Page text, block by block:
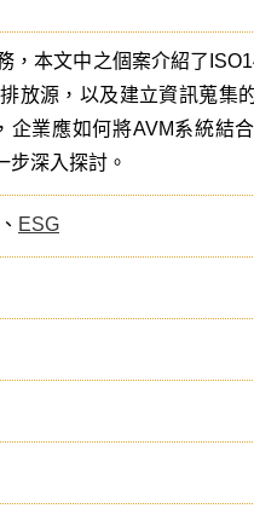
，本文中之個案介紹了
放源，以及建立資訊蒐集
業應如何將AVM系統結
步深入探討。
、 ESG